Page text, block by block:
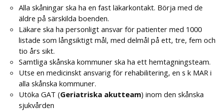
Alla skåningar ska ha en fast läkarkontakt. Börja med de
äldre på särskilda boenden.
Läkare ska ha personligt ansvar för patienter med 1000
listade som långsiktigt mål, med delmål på ett, tre, fem och
tio års sikt.
Samtliga skånska kommuner ska ha ett hemtagningsteam.
Utse en medicinskt ansvarig för rehabilitering, en s k MAR i
alla skånska kommuner.
Utöka GAT (Geriatriska akutteam) inom den skånska
sjukvården